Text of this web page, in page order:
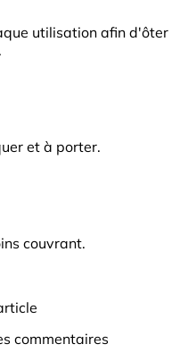
utilisation afin d'ôter
et à porter.
couvrant.
commentaires